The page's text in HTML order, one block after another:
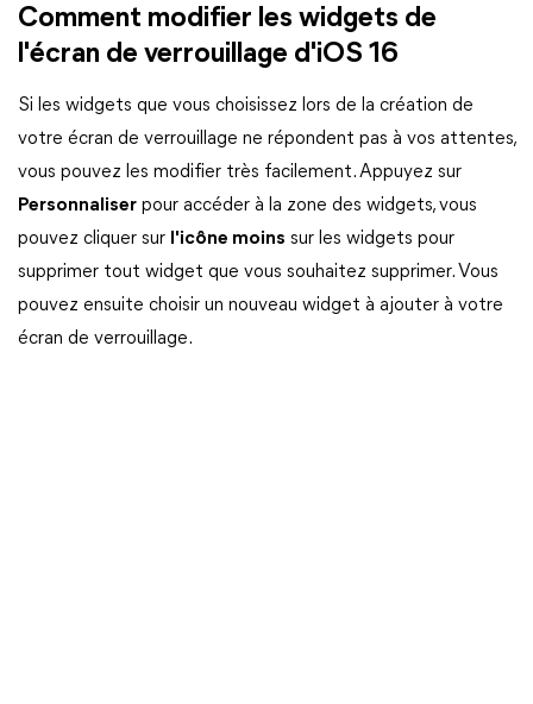
Comment modifier les widgets de
l'écran de verrouillage d'iOS 16
Si les widgets que vous choisissez lors de la création de
votre écran de verrouillage ne répondent pas à vos attentes,
vous pouvez les modifier très facilement. Appuyez sur
Personnaliser pour accéder à la zone des widgets, vous
pouvez cliquer sur l'icône moins sur les widgets pour
supprimer tout widget que vous souhaitez supprimer. Vous
pouvez ensuite choisir un nouveau widget à ajouter à votre
écran de verrouillage.